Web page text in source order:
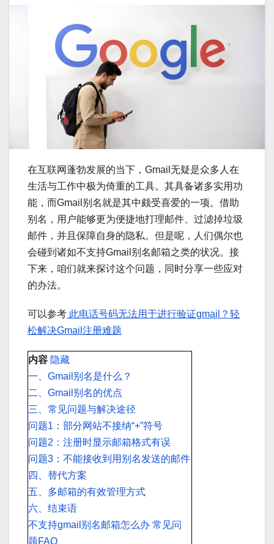
在互联网蓬勃发展的当下，Gmail无疑是众多人在
生活与工作中极为倚重的工具。其具备诸多实用功
能，而Gmail别名就是其中颇受喜爱的一项。借助
别名，用户能够更为便捷地打理邮件、过滤掉垃圾
邮件，并且保障自身的隐私。但是呢，人们偶尔也
会碰到诸如不支持Gmail别名邮箱之类的状况。接
下来，咱们就来探讨这个问题，同时分享一些应对
的办法。
可以参考 此电话号码无法用于进行验证gmail？轻
松解决Gmail注册难题
内容 隐藏
一、Gmail别名是什么？
二、Gmail别名的优点
三、常见问题与解决途径
问题1：部分网站不接纳“+”符号
问题2：注册时显示邮箱格式有误
问题3：不能接收到用别名发送的邮件
四、替代方案
五、多邮箱的有效管理方式
六、结束语
不支持gmail别名邮箱怎么办 常见问
题FAQ